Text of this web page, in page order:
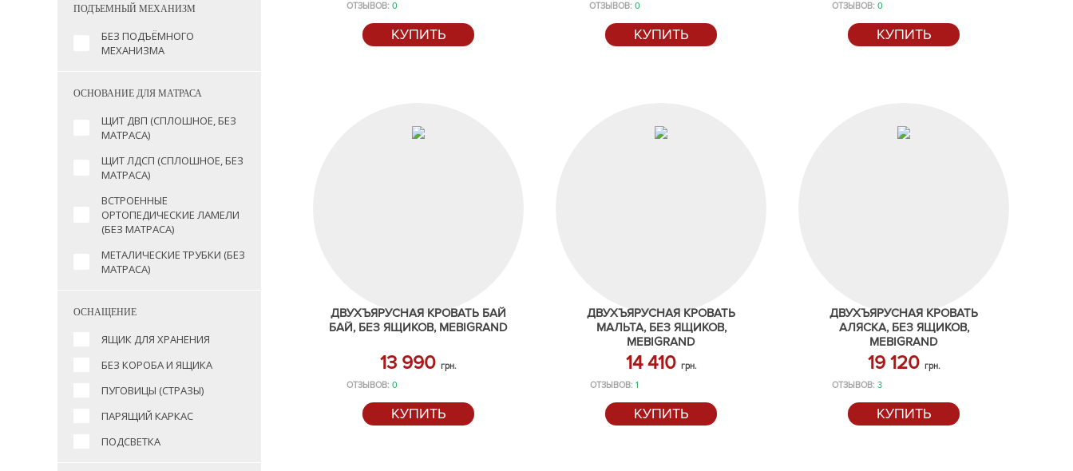
ПОДЪЕМНЫЙ МЕХАНИЗМ
БЕЗ ПОДЪЁМНОГО
МЕХАНИЗМА
ОСНОВАНИЕ ДЛЯ МАТРАСА
ЩИТ ДВП (СПЛОШНОЕ, БЕЗ
МАТРАСА)
ЩИТ ЛДСП (СПЛОШНОЕ, БЕЗ
МАТРАСА)
ВСТРОЕННЫЕ
ОРТОПЕДИЧЕСКИЕ ЛАМЕЛИ
(БЕЗ МАТРАСА)
МЕТАЛИЧЕСКИЕ ТРУБКИ (БЕЗ
МАТРАСА)
ОСНАЩЕНИЕ
ЯЩИК ДЛЯ ХРАНЕНИЯ
БЕЗ КОРОБА И ЯЩИКА
ПУГОВИЦЫ (СТРАЗЫ)
ПАРЯЩИЙ КАРКАС
ПОДСВЕТКА
ОТЗЫВОВ: 0
КУПИТЬ
ОТЗЫВОВ: 0
КУПИТЬ
ОТЗЫВОВ: 0
КУПИТЬ
ДВУХЪЯРУСНАЯ КРОВАТЬ БАЙ
БАЙ, БЕЗ ЯЩИКОВ, MEBIGRAND
13 990 грн.
ОТЗЫВОВ: 0
КУПИТЬ
ДВУХЪЯРУСНАЯ КРОВАТЬ
МАЛЬТА, БЕЗ ЯЩИКОВ,
MEBIGRAND
14 410 грн.
ОТЗЫВОВ: 1
КУПИТЬ
ДВУХЪЯРУСНАЯ КРОВАТЬ
АЛЯСКА, БЕЗ ЯЩИКОВ,
MEBIGRAND
19 120 грн.
ОТЗЫВОВ: 3
КУПИТЬ